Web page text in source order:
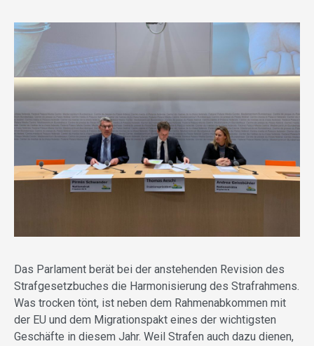
Das Parlament berät bei der anstehenden Revision des
Strafgesetzbuches die Harmonisierung des Strafrahmens.
Was trocken tönt, ist neben dem Rahmenabkommen mit
der EU und dem Migrationspakt eines der wichtigsten
Geschäfte in diesem Jahr. Weil Strafen auch dazu dienen,